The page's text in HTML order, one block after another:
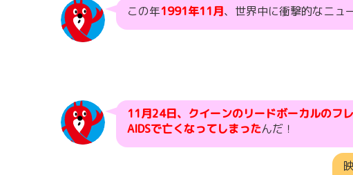
この年1991年11月、世界中に衝撃的なニュ
11月24日、クイーンのリードボーカルのフ
AIDSで亡くなってしまったんだ！